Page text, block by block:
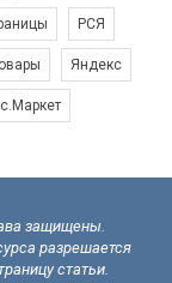
РСЯ
Яндекс
защищены.
разрешается
статьи.